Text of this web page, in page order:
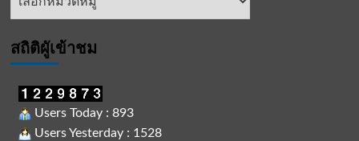
สถิติผูัเข้าชม
Users Today : 893
Users Yesterday : 1528